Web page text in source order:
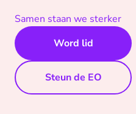
Samen staan we sterker
Word lid
Steun de EO